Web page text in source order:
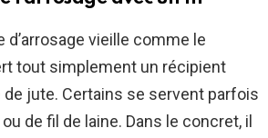
d’arrosage vieille comme le
tout simplement un récipient
de jute. Certains se servent parfois
de fil de laine. Dans le concret, il